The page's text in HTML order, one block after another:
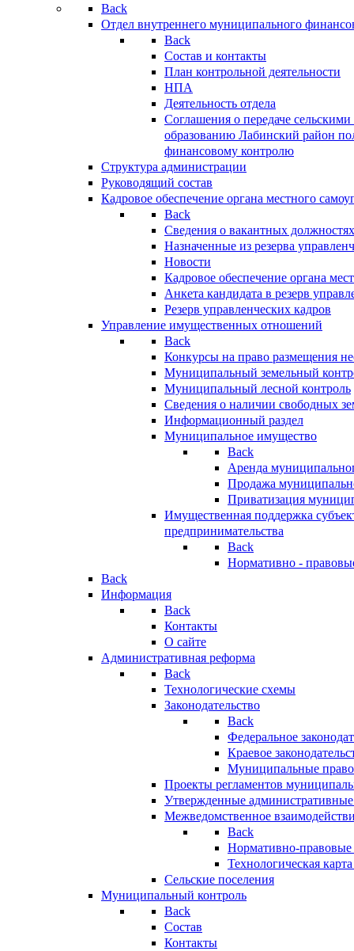
Back
Отдел внутреннего муниципального
Back
Состав и контакты
План контрольной деятельности
НПА
Деятельность отдела
Соглашения о передаче
образованию Лабинский район
финансовому контролю
Структура администрации
Руководящий состав
Кадровое обеспечение органа местного
Back
Сведения о вакантных
Назначенные из резерва
Новости
Кадровое обеспечение органа
Анкета кандидата в резерв
Резерв управленческих кадров
Управление имущественных отношений
Back
Конкурсы на право размещения
Муниципальный земельный
Муниципальный лесной контроль
Сведения о наличии свободных
Информационный раздел
Муниципальное имущество
Back
Аренда
Продажа
Приватизация
Имущественная поддержка
предпринимательства
Back
Нормативно -
Back
Информация
Back
Контакты
О сайте
Административная реформа
Back
Технологические схемы
Законодательство
Back
Федеральное
Краевое
Муниципальные
Проекты регламентов
Утвержденные
Межведомственное
Back
Нормативно-правовые
Технологическая
Сельские поселения
Муниципальный контроль
Back
Состав
Контакты